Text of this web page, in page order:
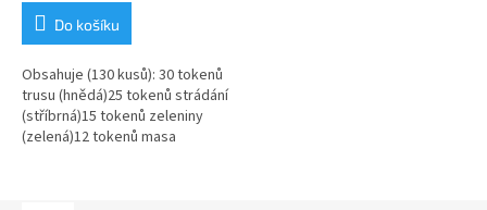
Do košíku
Obsahuje (130 kusů): 30 tokenů
trusu (hnědá)25 tokenů strádání
(stříbrná)15 tokenů zeleniny
(zelená)12 tokenů masa